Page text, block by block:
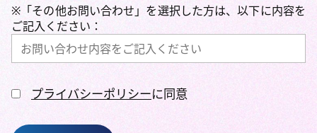
※「その他お問い合わせ」を選択した方は、以下に内容を
ご記入ください：
プライバシーポリシーに同意